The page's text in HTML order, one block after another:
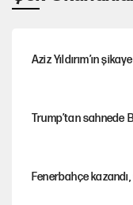
Aziz Yıldırım’ın
Trump’tan sahnede
Fenerbahçe